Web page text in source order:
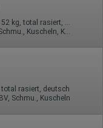
21 Jahre, 75B, KF 36, 1.61m, 52 kg, total rasiert, Latina
ZK, 69, GF6, Franz b. Ihr, BV, Schmu., Kuscheln, Körperküs.
total rasiert, deutsch
Schmu., Kuscheln